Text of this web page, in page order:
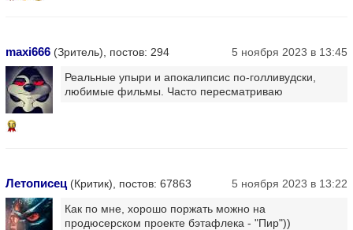
maxi666 (Зритель), постов: 294 5 ноября 2023 в 13:45
10
Реальные упыри и апокалипсис по-голливудски,
любимые фильмы. Часто пересматриваю
Летописец (Критик), постов: 67863 5 ноября 2023 в 13:22
Как по мне, хорошо поржать можно на
продюсерском проекте бэтафлека - "Пир"))